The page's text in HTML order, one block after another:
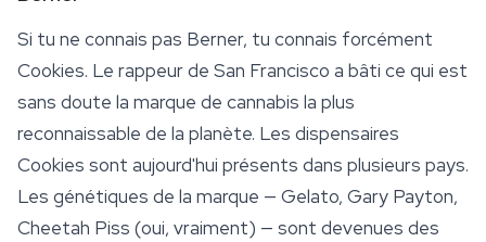
Si tu ne connais pas Berner, tu connais forcément
Cookies. Le rappeur de San Francisco a bâti ce qui est
sans doute la marque de cannabis la plus
reconnaissable de la planète. Les dispensaires
Cookies sont aujourd'hui présents dans plusieurs pays.
Les génétiques de la marque — Gelato, Gary Payton,
Cheetah Piss (oui, vraiment) — sont devenues des